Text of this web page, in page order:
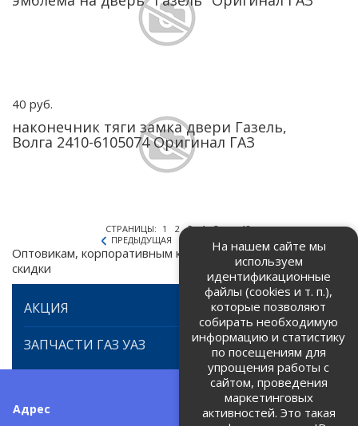
40 руб.
наконечник тяги замка двери Газель,
Волга 2410-6105074 Оригинал ГАЗ
СТРАНИЦЫ: 1 2 3 4 5 ...
18
ПРЕДЫДУЩАЯ
СЛЕДУЮЩАЯ
Оптовикам, корпоративным клиентам предоставляем
скидки
АКЦИЯ
ЗАПЧАСТИ ГАЗ УАЗ
Адрес Телефоны:
На нашем сайте мы
используем
идентификационные
файлы (cookies и т. п.),
которые позволяют
собирать необходимую
информацию и статистику
по посещениям для
упрощения работы с
сайтом, проведения
маркетинговых
активностей. Это такая